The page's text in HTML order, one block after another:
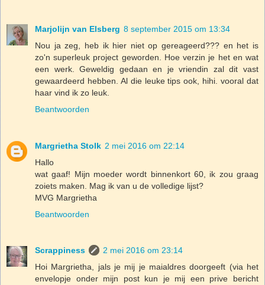
Marjolijn van Elsberg 8 september 2015 om 13:34
Nou ja zeg, heb ik hier niet op gereageerd??? en het is
zo'n superleuk project geworden. Hoe verzin je het en wat
een werk. Geweldig gedaan en je vriendin zal dit vast
gewaardeerd hebben. Al die leuke tips ook, hihi. vooral dat
haar vind ik zo leuk.
Beantwoorden
Margrietha Stolk 2 mei 2016 om 22:14
Hallo
wat gaaf! Mijn moeder wordt binnenkort 60, ik zou graag
zoiets maken. Mag ik van u de volledige lijst?
MVG Margrietha
Beantwoorden
Scrappiness
2 mei 2016 om 23:14
Hoi Margrietha, jals je mij je maialdres doorgeeft (via het
envelopje onder mijn post kun je mij een prive bericht